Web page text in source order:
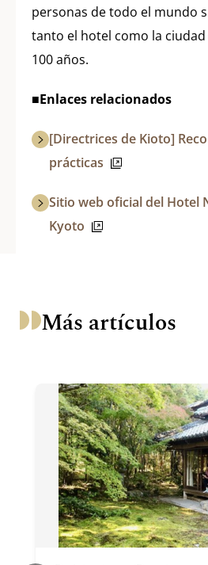
personas de todo el mundo
tanto el hotel como la
100 años.
■Enlaces relacionados
[Directrices de Kioto]
prácticas
Sitio web oficial del Hotel
Kyoto
Más artículos